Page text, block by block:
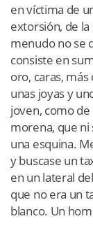
en víctima de
extorsión, de
menudo no se
consiste en
oro, caras,
unas joyas y
joven, como
morena, que ni
una esquina.
y buscase un
en un lateral
que no era un
blanco. Un